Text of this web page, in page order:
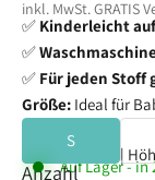
inkl. MwSt. GRATIS
✅ Kinderleicht
✅
✅ Für jeden Stoff
Größe: Ideal für
S
|
Auf Lager - in